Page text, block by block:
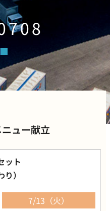
ュー献立
ット
り）
7/13（火）